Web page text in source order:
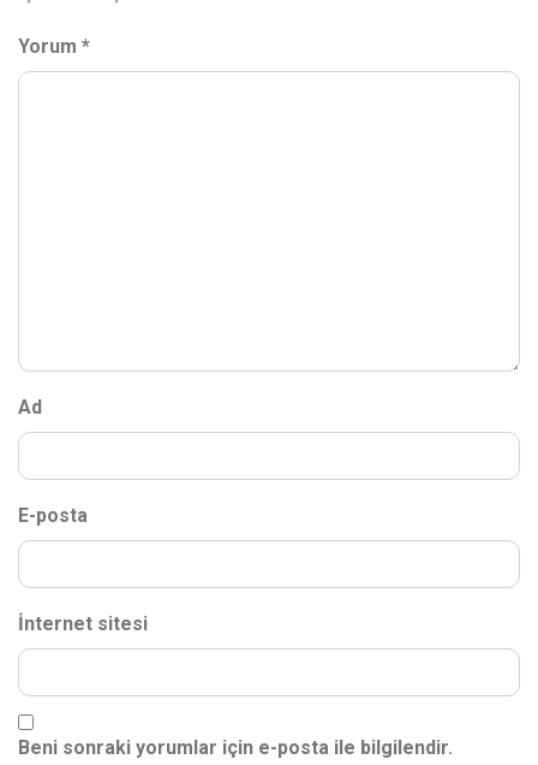
Yorum *
Ad
E-posta
İnternet sitesi
Beni sonraki yorumlar için e-posta ile bilgilendir.